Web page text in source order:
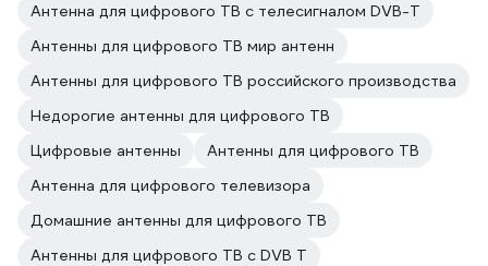
Антенна для цифрового ТВ с телесигналом DVB-T
Антенны для цифрового ТВ мир антенн
Антенны для цифрового ТВ российского производства
Недорогие антенны для цифрового ТВ
Цифровые антенны
Антенны для цифрового ТВ
Антенна для цифрового телевизора
Домашние антенны для цифрового ТВ
Антенны для цифрового ТВ с DVB T